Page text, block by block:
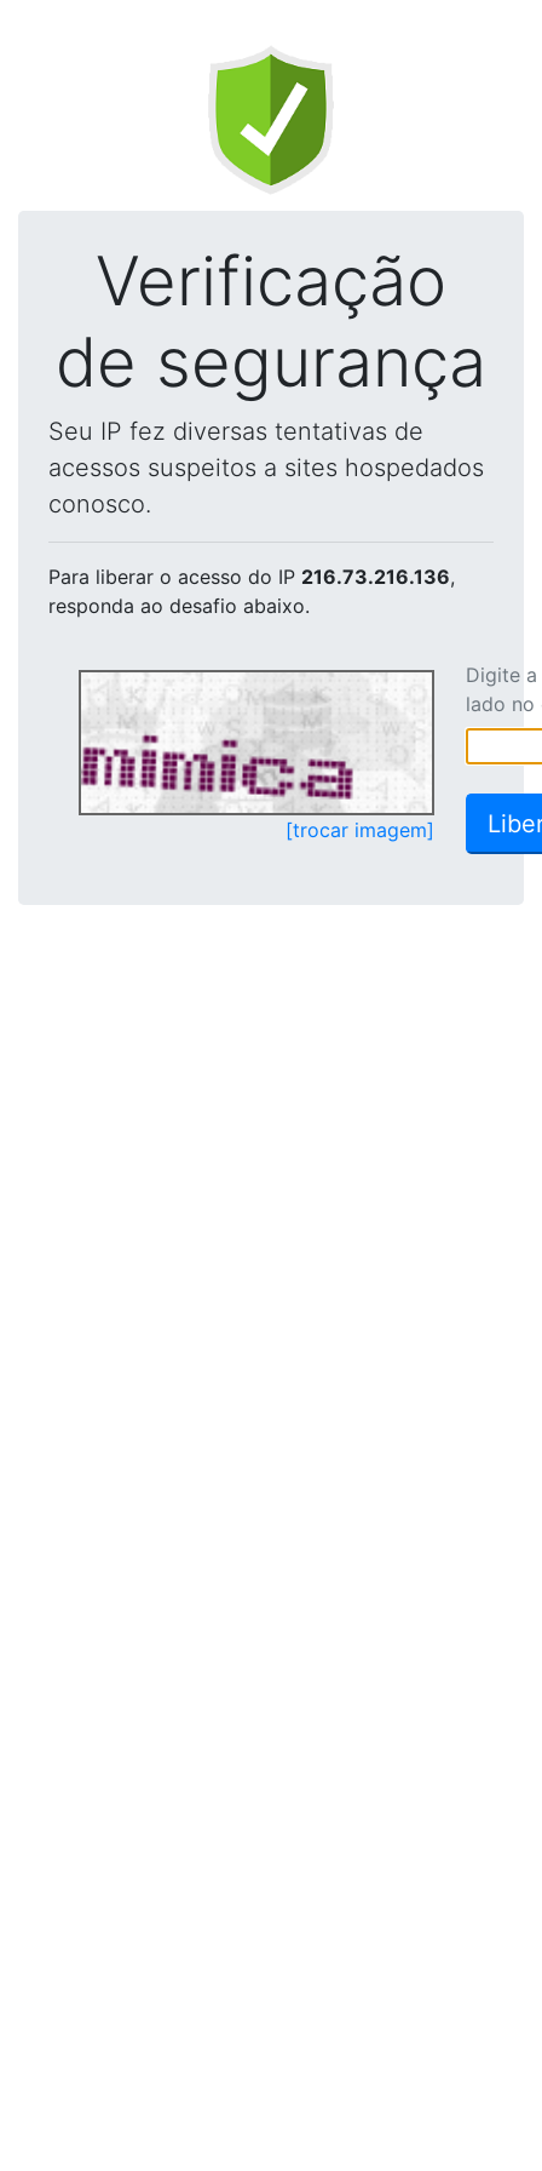
Verificação
de segurança
Seu IP fez diversas tentativas de
acessos suspeitos a sites hospedados
conosco.
Para liberar o acesso do IP 216.73.216.136,
responda ao desafio abaixo.
[trocar imagem]
Digite
lado no